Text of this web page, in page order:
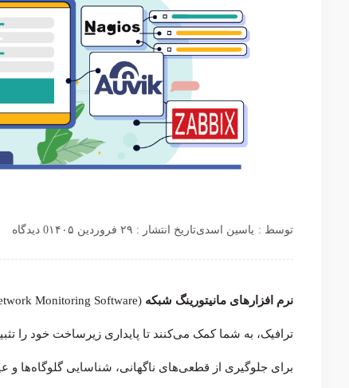
توسط : یاسین اسدیتاریخ انتشار : ۲۹ فروردین ۱۴۰۵ 0 دیدگاه
نرم افزارهای مانیتورینگ شبکه
ترافیک، به شما کمک می‌کنند تا پایداری زیرساخت خود را
برای جلوگیری از قطعی‌های ناگهانی، شناسایی گلوگاه‌ها